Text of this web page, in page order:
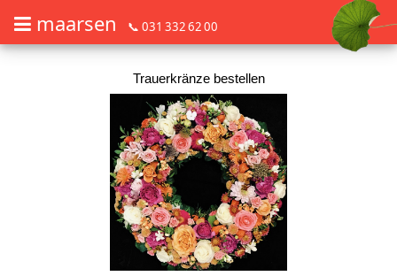
Barrierefrei Blumen bestellen mit Screenreader oder Brailliezeile,
maarsen 📞 031 332 62 00
Barrierefrei Blumen bestellen mit Screenreader oder Brailliezeile,
Trauerkränze bestellen